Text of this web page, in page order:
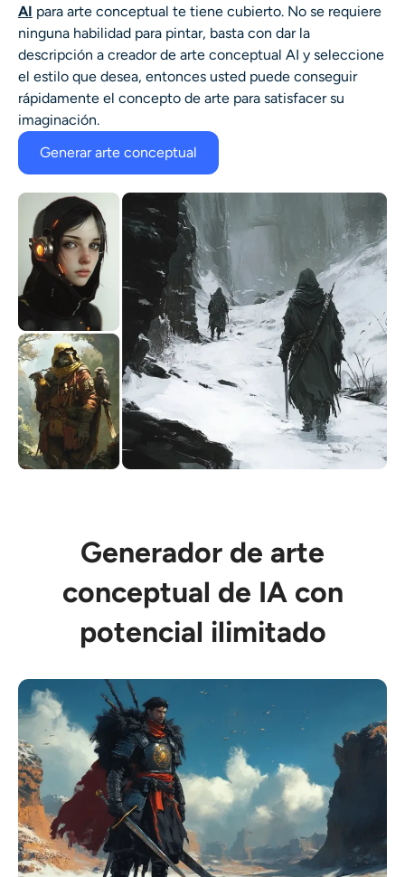
AI para arte conceptual te tiene cubierto. No se requiere
ninguna habilidad para pintar, basta con dar la
descripción a creador de arte conceptual AI y seleccione
el estilo que desea, entonces usted puede conseguir
rápidamente el concepto de arte para satisfacer su
imaginación.
Generar arte conceptual
Generador de arte
conceptual de IA con
potencial ilimitado